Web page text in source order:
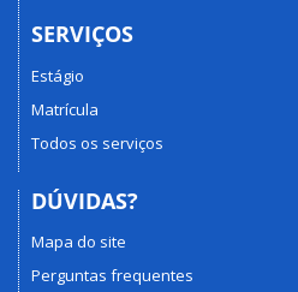
SERVIÇOS
Estágio
Matrícula
Todos os serviços
DÚVIDAS?
Mapa do site
Perguntas frequentes